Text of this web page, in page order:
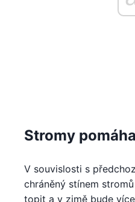
Stromy
V souvislosti s
chráněný stínem
topit a v zimě bude